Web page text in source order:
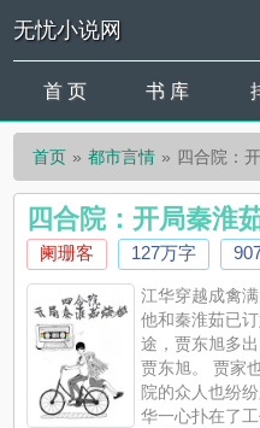
无忧小说网
首 页 书 库
首页 都市言情 四合院：
四合院：开局秦淮
阑珊客 127万字
江华穿越成禽
他和秦淮茹已
途，贾东旭多
贾东旭。 贾家
院的众人也纷
华一心扑在了